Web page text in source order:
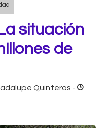
situación
de
Quinteros -